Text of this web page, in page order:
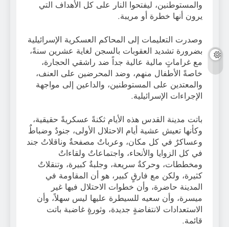
والمستوطنين، ليفتحوا النار على كل الأهداف التي
يرون أنها خطرة أو مريبة.
وصدرت التعليمات إلى المحاكم العسكرية الإسرائيلية
بضرورة تشديد العقوبات بالسجن لغاية عشرين سنةً،
مع غراماتٍ مالية عالية جداً ضد راشقي الحجارة،
خاصةً الأطفال منهم، وضد المحرضين على العنف،
والمعتدين على المستوطنين، والداعين إلى مواجهة
الإجراءات الإسرائيلية.
باتت مدينة القدس هذه الأيام ثكنةً عسكريةً حقيقية،
وكأنها تعيش عشية أيام الاحتلال الأولى، جنودٌ وضباطٌ
وعساكرٌ في كل مكان، وعرباتٌ مصفحةٌ وناقلاتُ جند
في كل الزوايا والأنحاء، واجتماعاتٌ ولقاءاتٌ
ومخططات، وحركةٌ سريعة، وجلبةٌ كبيرة، وتنقلاتٌ
كثيرة، ولكن مع فارقٍ كبير، هو أن المقاومة في
المدينة حاضرة، وأن خطوات الاحتلال فيها غير
ميسرة، وأن سعيه للسيطرة عليها ليس سهلاً، وأن
الاستعدادات لانتفاضةٍ جديدة، وثورةٍ غاضبة باتت
قائمة.